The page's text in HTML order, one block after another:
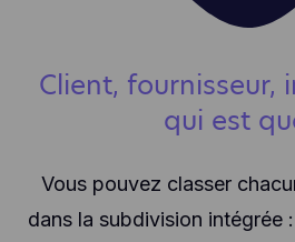
Client, fournisseur,
qui est
Vous pouvez classer
dans la subdivision intégrée :